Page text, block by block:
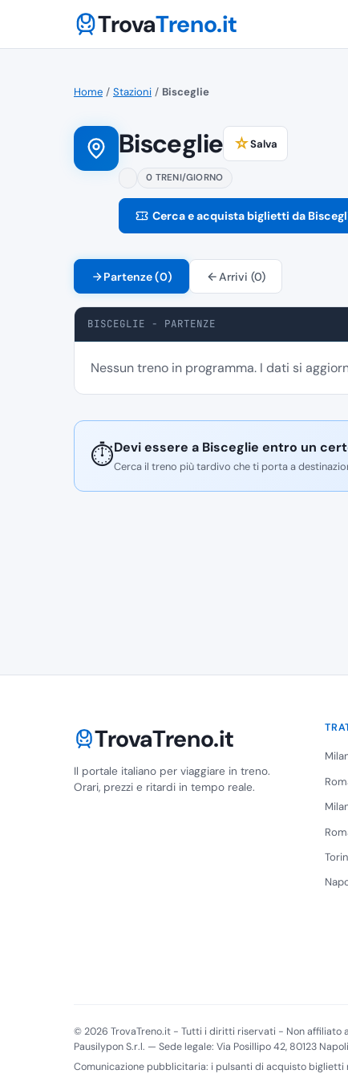
TrovaTreno.it
Home / Stazioni / Bisceglie
Bisceglie ☆Salva
0 TRENI/GIORNO
Cerca e acquista biglietti da
Partenze (0) Arrivi (0)
BISCEGLIE - PARTENZE
Nessun treno in programma. I dati si
⏱️Devi essere a Bisceglie entro un
Cerca il treno più tardivo che ti porta a
TrovaTreno.it
Il portale italiano per viaggiare in treno.
Orari, prezzi e ritardi in tempo reale.
© 2026 TrovaTreno.it - Tutti i diritti riservati - Non affiliato
Pausilypon S.r.l. — Sede legale: Via Posillipo 42, 80123
Comunicazione pubblicitaria: i pulsanti di acquisto